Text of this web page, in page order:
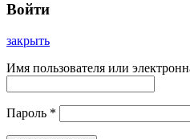
Войти
закрыть
Имя пользователя или
Пароль *